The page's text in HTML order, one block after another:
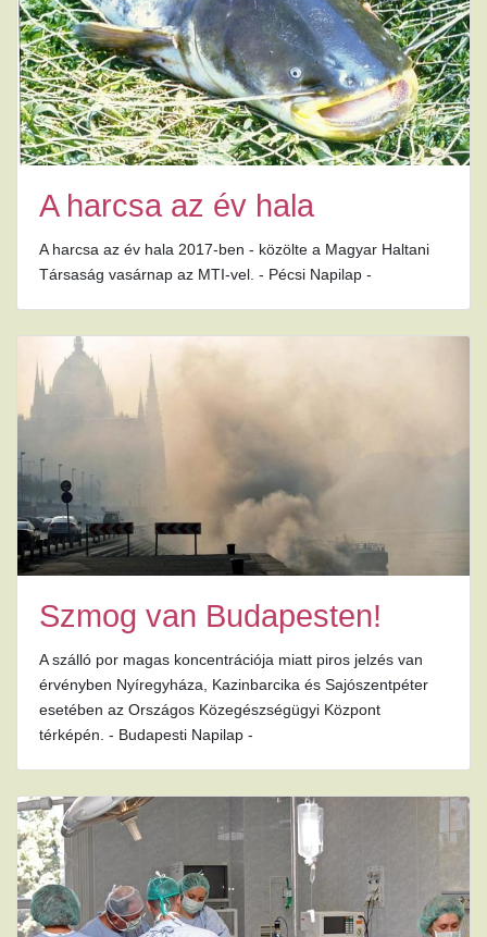
A harcsa az év hala
A harcsa az év hala 2017-ben - közölte a Magyar Haltani
Társaság vasárnap az MTI-vel. - Pécsi Napilap -
Szmog van Budapesten!
A szálló por magas koncentrációja miatt piros jelzés van
érvényben Nyíregyháza, Kazinbarcika és Sajószentpéter
esetében az Országos Közegészségügyi Központ
térképén. - Budapesti Napilap -